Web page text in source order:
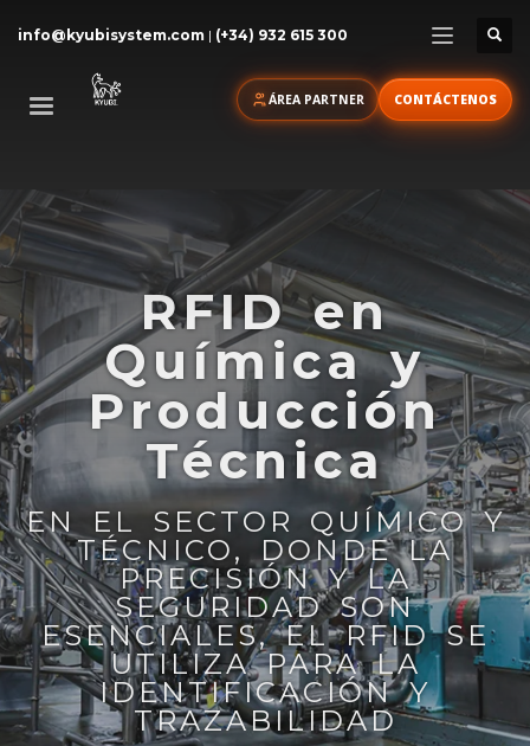
info@kyubisystem.com | (+34) 932 615 300
ÁREA PARTNER CONTÁCTENOS
RFID en
Química y
Producción
Técnica
EN EL SECTOR QUÍMICO Y
TÉCNICO, DONDE LA
PRECISIÓN Y LA
SEGURIDAD SON
ESENCIALES, EL RFID SE
UTILIZA PARA LA
IDENTIFICACIÓN Y
TRAZABILIDAD